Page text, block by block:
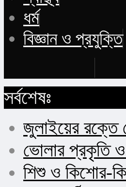
ধর্ম
বিজ্ঞান ও প্রযুক্তি
সর্বশেষঃ
জুলাইয়ের রক্তে
ভোলার প্রকৃতি ও
শিশু ও কিশোর-